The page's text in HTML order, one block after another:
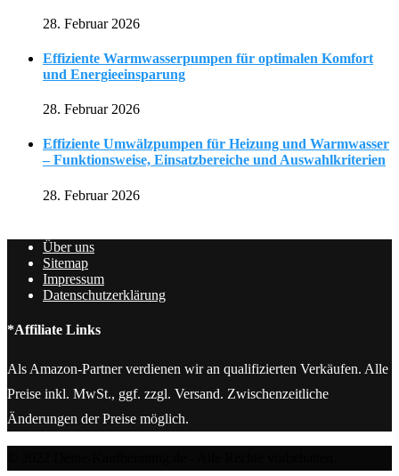
28. Februar 2026
Effiziente Warmwasserpumpen für optimalen Komfort
und Energieeinsparung
28. Februar 2026
Effiziente Umwälzpumpen für Heizung und Warmwasser
– Funktionsweise, Einsatzbereiche und Auswahlkriterien
28. Februar 2026
Über uns
Sitemap
Impressum
Datenschutzerklärung
*Affiliate Links
Als Amazon-Partner verdienen wir an qualifizierten Verkäufen. Alle
Preise inkl. MwSt., ggf. zzgl. Versand. Zwischenzeitliche
Änderungen der Preise möglich.